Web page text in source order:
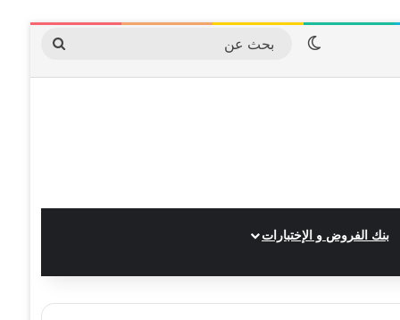
الوضع المظلم
بحث
عن
بنك الفروض و الإختبارات